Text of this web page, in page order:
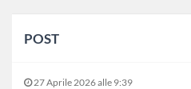
POST
27 Aprile 2026 alle 9:39